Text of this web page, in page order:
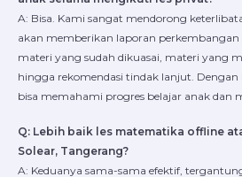
A: Bisa. Kami sangat mendorong
akan memberikan laporan perkembangan
materi yang sudah dikuasai, materi yang
hingga rekomendasi tindak lanjut.
bisa memahami progres belajar anak dan
Q: Lebih baik les matematika offline
Solear, Tangerang?
A: Keduanya sama-sama efektif,